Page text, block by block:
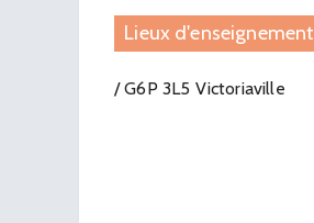
Lieux d'enseignement
/ G6P 3L5 Victoriaville